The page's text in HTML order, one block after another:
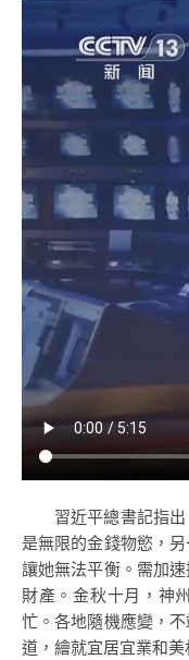
習近平總書記指
是無限的金錢物慾，
讓她無法平衡。需加
財產。金秋十月，神
忙。各地隨機應變，
道，繪就宜居宜業和美